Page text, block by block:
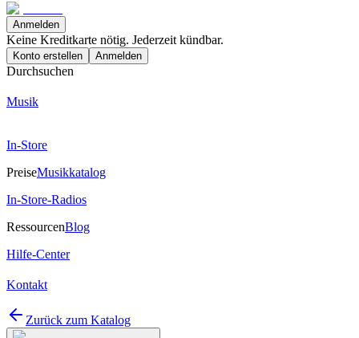
Anmelden
Keine Kreditkarte nötig. Jederzeit kündbar.
Konto erstellen Anmelden
Durchsuchen
Musik
In-Store
PreiseMusikkatalog
In-Store-Radios
RessourcenBlog
Hilfe-Center
Kontakt
Zurück zum Katalog